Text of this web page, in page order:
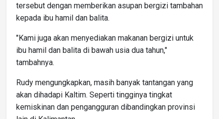
tersebut dengan memberikan asupan bergizi tambahan
kepada ibu hamil dan balita.
"Kami juga akan menyediakan makanan bergizi untuk
ibu hamil dan balita di bawah usia dua tahun,"
tambahnya.
Rudy mengungkapkan, masih banyak tantangan yang
akan dihadapi Kaltim. Seperti tingginya tingkat
kemiskinan dan pengangguran dibandingkan provinsi